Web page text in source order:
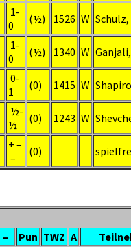
1-
0
(½) 1526 W
1-
0
(½) 1340 W
0-
1
(0) 1415 W
½-
½
(0) 1243 W
+ –
–
(0)
– Pun TWZ A